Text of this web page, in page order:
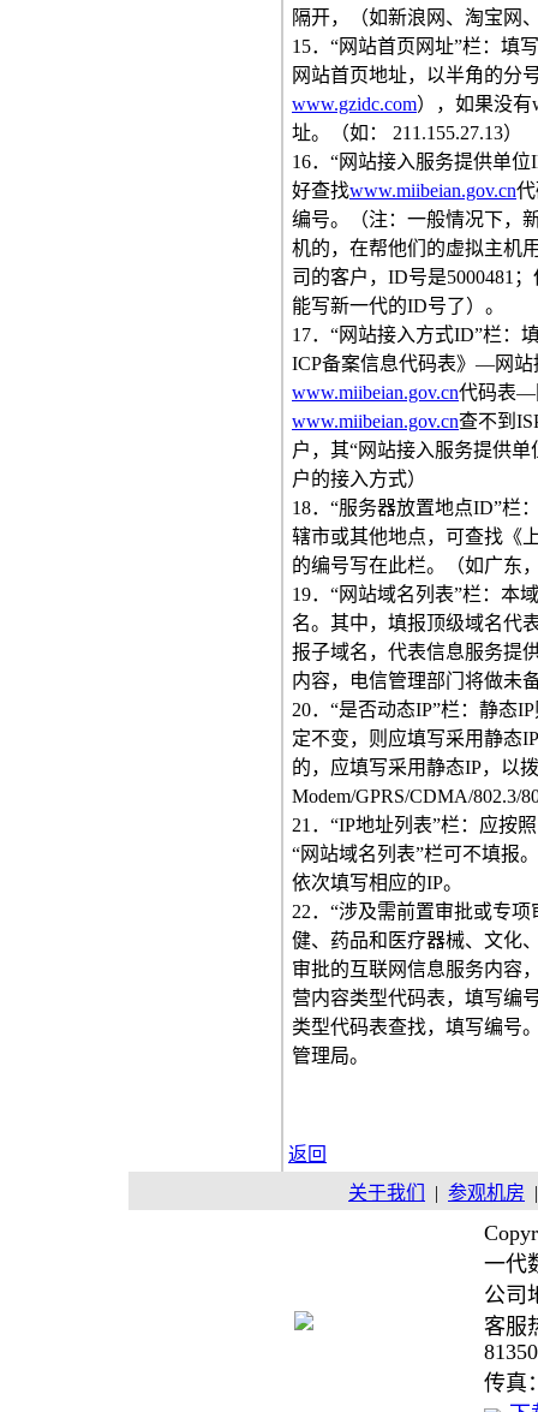
隔开，（如新浪网、淘宝网
15．“网站首页网址”栏：填
网站首页地址，以半角的分
www.gzidc.com），如果没
址。（如： 211.155.27.13）
16．“网站接入服务提供单
好查找www.miibeian.gov.cn
编号。（注：一般情况下，
机的，在帮他们的虚拟主机
司的客户，ID号是5000481
能写新一代的ID号了）。
17．“网站接入方式ID”栏：
ICP备案信息代码表》—网
www.miibeian.gov.cn代码表—
www.miibeian.gov.cn查不到
户，其“网站接入服务提供
户的接入方式）
18．“服务器放置地点ID”栏
辖市或其他地点，可查找《
的编号写在此栏。（如广东
19．“网站域名列表”栏：本
名。其中，填报顶级域名代
报子域名，代表信息服务提
内容，电信管理部门将做未
20．“是否动态IP”栏：静态
定不变，则应填写采用静态
的，应填写采用静态IP，以
Modem/GPRS/CDMA/802.3/
21．“IP地址列表”栏：应按
“网站域名列表”栏可不填报
依次填写相应的IP。
22．“涉及需前置审批或专
健、药品和医疗器械、文化
审批的互联网信息服务内容
营内容类型代码表，填写编
类型代码表查找，填写编号
管理局。
返回
关于我们
| 参观机房
一代
公司
客服
传真